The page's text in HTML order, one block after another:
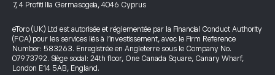
7, 4 Profiti Ilia Germasogeia, 4046 Cyprus
eToro (UK) Ltd est autorisée et réglementée par la Financial Conduct Authority
(FCA) pour les services liés à l’investissement, avec le Firm Reference
Number: 583263. Enregistrée en Angleterre sous le Company No.
07973792. Siège social: 24th floor, One Canada Square, Canary Wharf,
London E14 5AB, England.